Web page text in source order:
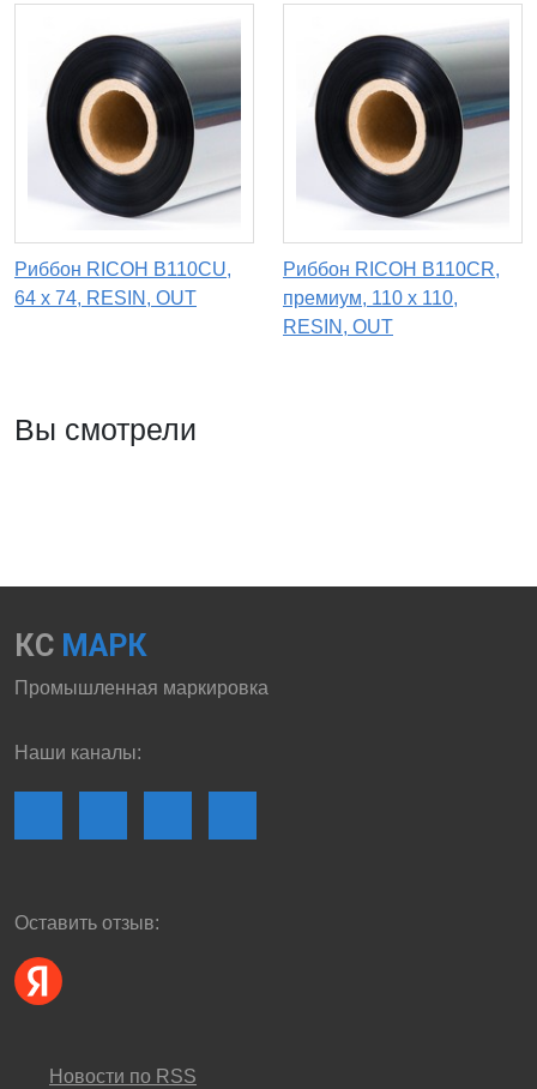
Риббон RICOH B110CU,
64 х 74, RESIN, OUT
Риббон RICOH B110CR,
премиум, 110 x 110,
RESIN, OUT
Вы смотрели
КС МАРК
Промышленная маркировка
Наши каналы:
Оставить отзыв:
Новости по RSS